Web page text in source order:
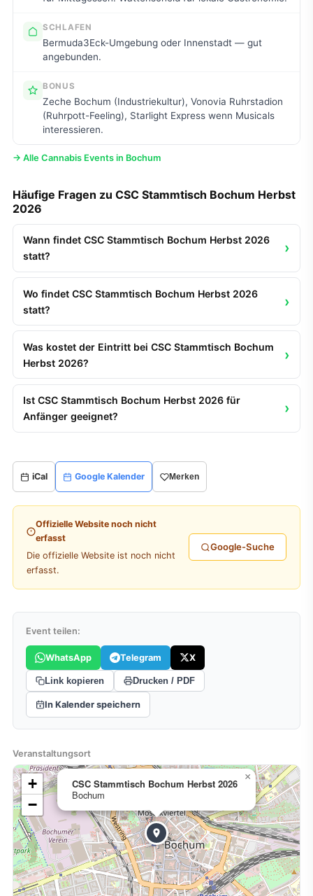
SCHLAFEN
Bermuda3Eck-Umgebung oder Innenstadt — gut
angebunden.
BONUS
Zeche Bochum (Industriekultur), Vonovia Ruhrstadion
(Ruhrpott-Feeling), Starlight Express wenn Musicals
interessieren.
→ Alle Cannabis Events in Bochum
Häufige Fragen zu CSC Stammtisch Bochum Herbst
2026
Wann findet CSC Stammtisch Bochum Herbst 2026
statt?
Wo findet CSC Stammtisch Bochum Herbst 2026
statt?
Was kostet der Eintritt bei CSC Stammtisch Bochum
Herbst 2026?
Ist CSC Stammtisch Bochum Herbst 2026 für
Anfänger geeignet?
iCal Google Kalender Merken
Offizielle Website noch nicht
erfasst
Die offizielle Website ist noch nicht
erfasst.
Google-Suche
Event teilen:
WhatsApp Telegram X
Link kopieren Drucken / PDF
In Kalender speichern
Veranstaltungsort
CSC Stammtisch Bochum Herbst 2026
Bochum
×
+
−